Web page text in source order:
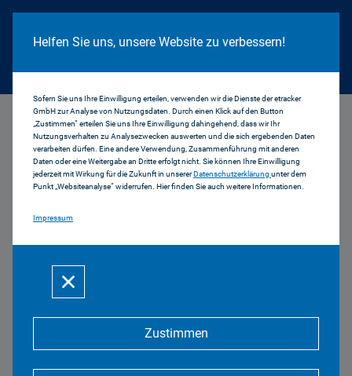
Cookie Hinweis
Helfen Sie uns, unsere Website zu verbessern!
Sofern Sie uns Ihre Einwilligung erteilen, verwenden wir die Dienste der etracker
GmbH zur Analyse von Nutzungsdaten. Durch einen Klick auf den Button
„Zustimmen“ erteilen Sie uns Ihre Einwilligung dahingehend, dass wir Ihr
Nutzungsverhalten zu Analysezwecken auswerten und die sich ergebenden Daten
verarbeiten dürfen. Eine andere Verwendung, Zusammenführung mit anderen
Daten oder eine Weitergabe an Dritte erfolgt nicht. Sie können Ihre Einwilligung
jederzeit mit Wirkung für die Zukunft in unsererDatenschutzerklärung unter dem
Punkt „Websiteanalyse“ widerrufen. Hier finden Sie auch weitere Informationen.
Impressum
Zustimmen
Landshut
Reichweiten am
Standort Landshut
Reichweiten im Trend Landshut
PDF | 271 KB
Reichweiten Landshut